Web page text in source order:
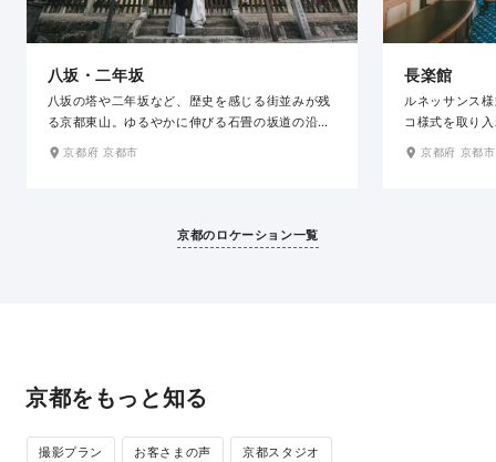
八坂・二年坂
八坂の塔や二年坂など、歴史を感じる街並みが残
る京都東山。ゆるやかに伸びる石畳の坂道の沿道
には、陶磁器店や料亭など風情ある佇まいの建物
京都府 京都市
長楽館
ルネッサンス
コ様式を取り
ど、格調高い
京都府 京都市
京都のロケーション一覧
京都をもっと知る
撮影プラン お客さまの声 京都スタジオ